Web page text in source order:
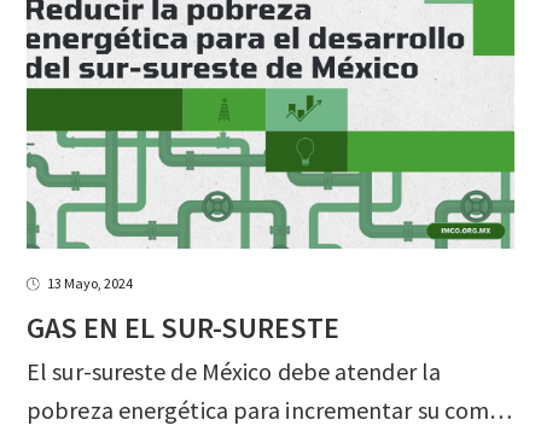
13 Mayo, 2024
GAS EN ELSUR-SURESTE
El sur-sureste de México debe atender la
pobreza energética para incrementar su competitividad. El gas natural, más asequible, más eficiente y menos contaminante que sus contrapartes, puede ser un catalizador para reducir la pobreza energética en el sur-sureste.